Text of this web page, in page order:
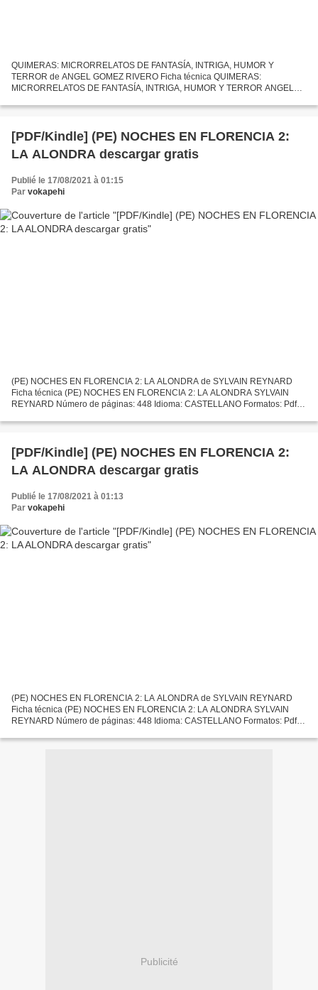
QUIMERAS: MICRORRELATOS DE FANTASÍA, INTRIGA, HUMOR Y
TERROR de ANGEL GOMEZ RIVERO Ficha técnica QUIMERAS:
MICRORRELATOS DE FANTASÍA, INTRIGA, HUMOR Y TERROR ANGEL
Pdf, ePub, MOBI, FB2 ISBN:...
[PDF/Kindle] (PE) NOCHES EN FLORENCIA 2:
LA ALONDRA descargar gratis
Publié le 17/08/2021 à 01:15
Par vokapehi
(PE) NOCHES EN FLORENCIA 2: LA ALONDRA de SYLVAIN REYNARD
Ficha técnica (PE) NOCHES EN FLORENCIA 2: LA ALONDRA SYLVAIN
REYNARD Número de páginas: 448 Idioma: CASTELLANO Formatos: Pdf,
edición:...
[PDF/Kindle] (PE) NOCHES EN FLORENCIA 2:
LA ALONDRA descargar gratis
Publié le 17/08/2021 à 01:13
Par vokapehi
(PE) NOCHES EN FLORENCIA 2: LA ALONDRA de SYLVAIN REYNARD
Ficha técnica (PE) NOCHES EN FLORENCIA 2: LA ALONDRA SYLVAIN
REYNARD Número de páginas: 448 Idioma: CASTELLANO Formatos: Pdf,
edición:...
Publicité